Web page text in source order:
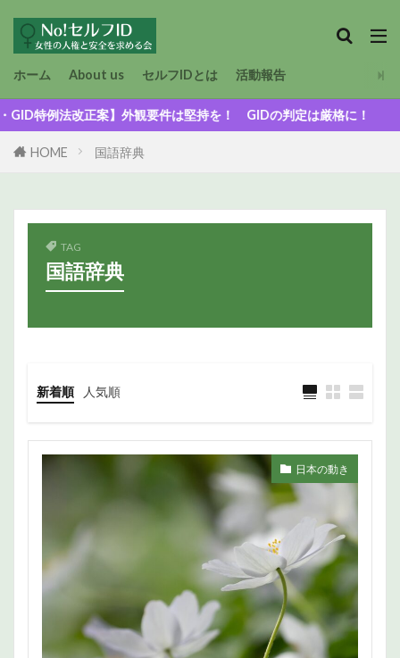
ホーム About us セルフIDとは 活動報告
例法改正案】外観要件は堅持を！ GIDの判定は厳格に！
HOME 国語辞典
TAG
国語辞典
新着順 人気順
日本の動き